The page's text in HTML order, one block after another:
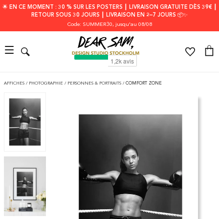
🌟 EN CE MOMENT : 30 % SUR LES POSTERS ┃ LIVRAISON GRATUITE DÈS 39€ ┃
RETOUR SOUS 30 JOURS ┃ LIVRAISON EN 2–7 JOURS 📦✨
Code: SUMMER30, jusqu'au 08/08
AFFICHES / PHOTOGRAPHIE / PERSONNES & PORTRAITS / COMFORT ZONE